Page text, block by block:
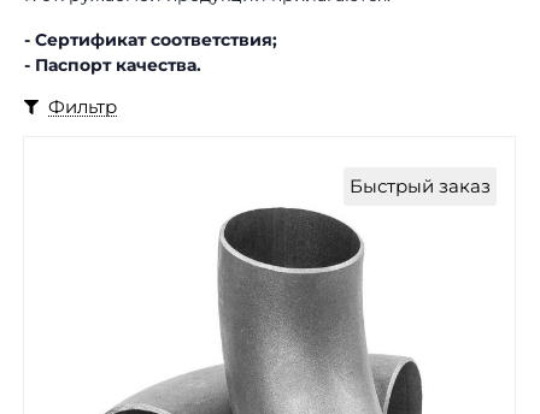
- Сертификат соответствия;
- Паспорт качества.
Фильтр
Быстрый заказ